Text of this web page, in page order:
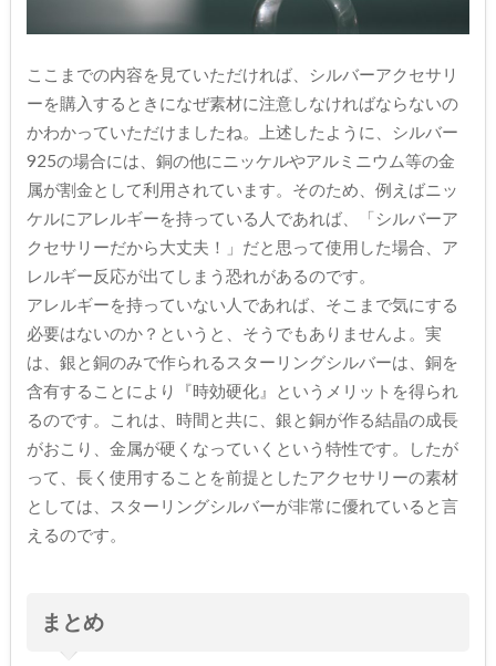
ここまでの内容を見ていただければ、シルバーアクセサリ
ーを購入するときになぜ素材に注意しなければならないの
かわかっていただけましたね。上述したように、シルバー
925の場合には、銅の他にニッケルやアルミニウム等の金
属が割金として利用されています。そのため、例えばニッ
ケルにアレルギーを持っている人であれば、「シルバーア
クセサリーだから大丈夫！」だと思って使用した場合、ア
レルギー反応が出てしまう恐れがあるのです。
アレルギーを持っていない人であれば、そこまで気にする
必要はないのか？というと、そうでもありませんよ。実
は、銀と銅のみで作られるスターリングシルバーは、銅を
含有することにより『時効硬化』というメリットを得られ
るのです。これは、時間と共に、銀と銅が作る結晶の成長
がおこり、金属が硬くなっていくという特性です。したが
って、長く使用することを前提としたアクセサリーの素材
としては、スターリングシルバーが非常に優れていると言
えるのです。
まとめ